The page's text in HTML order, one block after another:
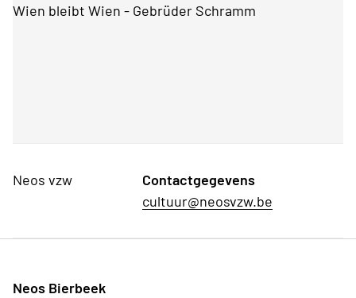
Wien bleibt Wien - Gebrüder Schramm
Neos vzw
Contactgegevens
cultuur@neosvzw.be
Neos Bierbeek